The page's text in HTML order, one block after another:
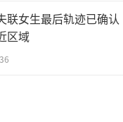
联女生最后轨迹已确认
区域